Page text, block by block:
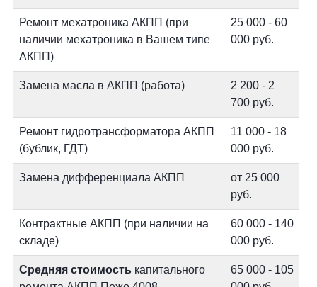
Ремонт мехатроника АКПП (при
наличии мехатроника в Вашем типе
АКПП)
25 000 - 60
000 руб.
Замена масла в АКПП (работа)
2 200 - 2
700 руб.
Ремонт гидротрансформатора АКПП
(бублик, ГДТ)
11 000 - 18
000 руб.
Замена дифференциала АКПП
от 25 000
руб.
Контрактные АКПП (при наличии на
складе)
60 000 - 140
000 руб.
Средняя стоимость капитального
65 000 - 105